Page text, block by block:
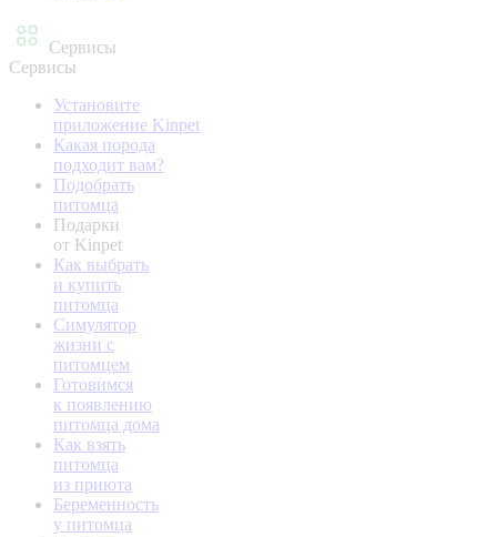
Сервисы
Сервисы
Установите
приложение Kinpet
Какая порода
подходит вам?
Подобрать
питомца
Подарки
от Kinpet
Как выбрать
и купить
питомца
Симулятор
жизни с
питомцем
Готовимся
к появлению
питомца дома
Как взять
питомца
из приюта
Беременность
у питомца